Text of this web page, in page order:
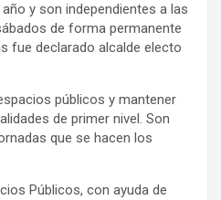
y son independientes a las
de forma permanente
fue declarado alcalde electo
públicos y mantener
de primer nivel. Son
que se hacen los
Públicos, con ayuda de